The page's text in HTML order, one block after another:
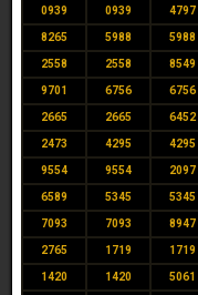
0939 0939 4797
8265 5988 5988
2558 2558 8549
9701 6756 6756
2665 2665 6452
2473 4295 4295
9554 9554 2097
6589 5345 5345
7093 7093 8947
2765 1719 1719
1420 1420 5061